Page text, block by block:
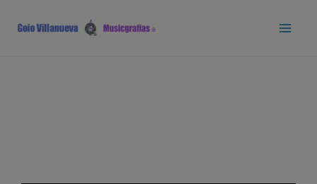
contenido